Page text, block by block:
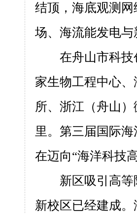
结顶，海底观测
场、海流能发电
在舟山市科
家生物工程中心
所、浙江（舟山
里。第三届国际
在迈向“海洋科技
新区吸引高
新校区已经建成